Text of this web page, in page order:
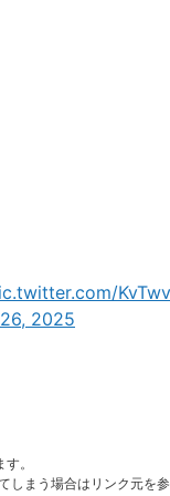
2025
。
まう場合はリンク元を参